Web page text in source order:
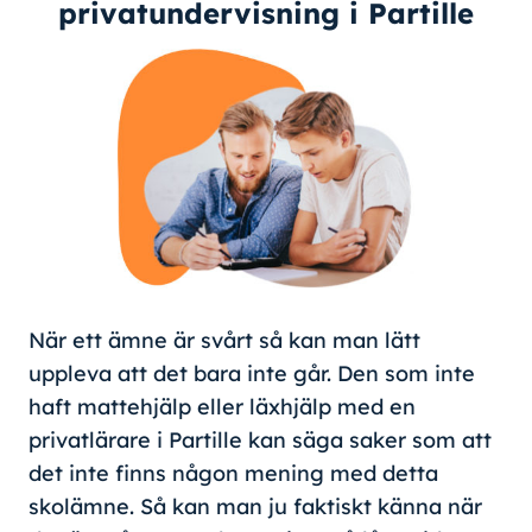
privatundervisning i Partille
När ett ämne är svårt så kan man lätt
uppleva att det bara inte går. Den som inte
haft mattehjälp eller läxhjälp med en
privatlärare i Partille kan säga saker som att
det inte finns någon mening med detta
skolämne. Så kan man ju faktiskt känna när